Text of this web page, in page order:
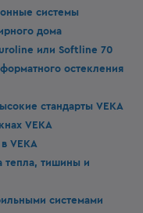
системы
дома
или Softline 70
остекления
стандарты VEKA
VEKA
VEKA
тепла, тишины и
системами